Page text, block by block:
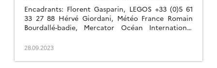
Encadrants: Florent Gasparin, LEGOS +33 (0)5 61
33 27 88 Hérvé Giordani, Météo France Romain
Bourdallé-badie, Mercator Océan International
quantité de […]
28.09.2023